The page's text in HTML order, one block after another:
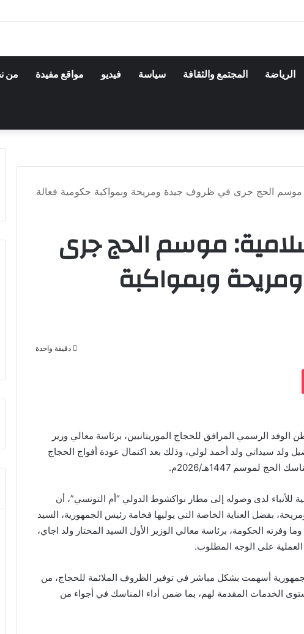
الرياضة المجتمع والثقافة سياسة فيديو مواقع مفيدة من
موسم الحج جرى في ظروف جيدة ومريحة وبمواكبة حكومية فعالة
موسم الحج جرى
وبمواكبة
دقيقة واحدة
الوفد الرسمي المرافق للحجاج الموريتانيين، برئاسة معالي وزير
ولد سيداتي ولد أحمد لولي، وذلك بعد اكتمال عودة أفواج الحجاج
لموسم 1447هـ/2026م.
للأنباء لدى وصوله إلى مطار نواكشوط الدولي “أم التونسي”، أن
بفضل العناية الخاصة التي يوليها فخامة رئيس الجمهورية، السيد
وفرته الحكومة، برئاسة معالي الوزير الأول السيد المختار ولد اجاي،
على الوجه المطلوب.
أسهمت بشكل مباشر في توفير الظروف الملائمة للحجاج، من
الخدمات المقدمة لهم، بما ضمن أداء المناسك في أجواء من